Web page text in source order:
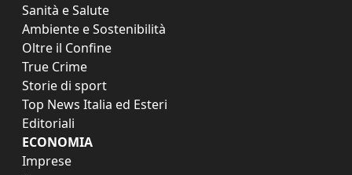
Sanità e Salute
Ambiente e Sostenibilità
Oltre il Confine
True Crime
Storie di sport
Top News Italia ed Esteri
Editoriali
ECONOMIA
Imprese